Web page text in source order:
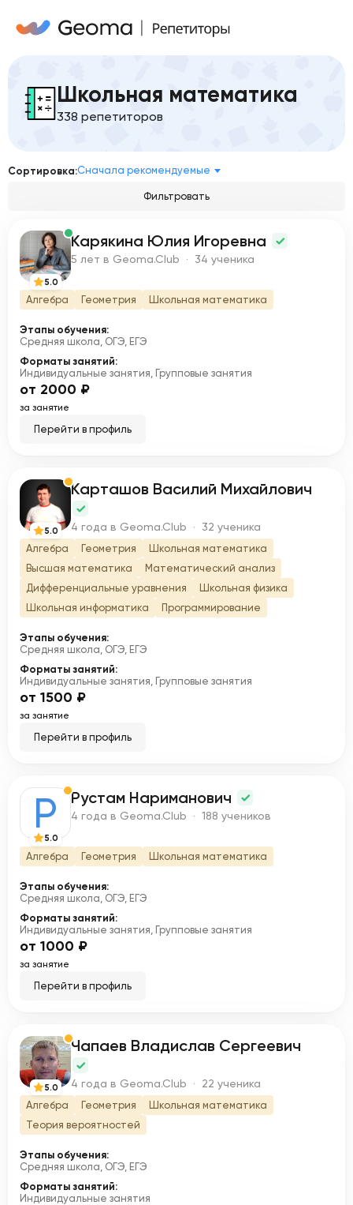
Школьная математика
338 репетиторов
Сортировка:Сначала рекомендуемые
Фильтровать
К
5.0
Карякина Юлия Игоревна
5 лет в Geoma.Club · 34 ученика
Алгебра Геометрия Школьная математика
Этапы обучения:
Средняя школа, ОГЭ, ЕГЭ
Форматы занятий:
Индивидуальные занятия, Групповые занятия
от 2000 ₽
за занятие
Перейти в профиль
К
5.0
Карташов Василий Михайлович
4 года в Geoma.Club · 32 ученика
Алгебра Геометрия
Школьная математика
Высшая математика
Математический анализ
Дифференциальные уравнения
Школьная физика
Школьная информатика
Программирование
Этапы обучения:
Средняя школа, ОГЭ, ЕГЭ
Форматы занятий:
Индивидуальные занятия, Групповые занятия
от 1500 ₽
за занятие
Перейти в профиль
Р
5.0
Рустам Нариманович
4 года в Geoma.Club · 188 учеников
Алгебра Геометрия Школьная математика
Этапы обучения:
Средняя школа, ОГЭ, ЕГЭ
Форматы занятий:
Индивидуальные занятия, Групповые занятия
от 1000 ₽
за занятие
Перейти в профиль
Ч
5.0
Чапаев Владислав Сергеевич
4 года в Geoma.Club · 22 ученика
Алгебра Геометрия
Школьная математика
Теория вероятностей
Этапы обучения:
Средняя школа, ОГЭ, ЕГЭ
Форматы занятий:
Индивидуальные занятия